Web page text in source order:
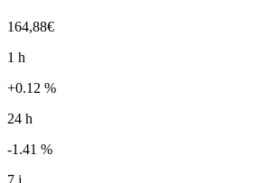
164,88€
1 h
+0.12 %
24 h
-1.41 %
7 j